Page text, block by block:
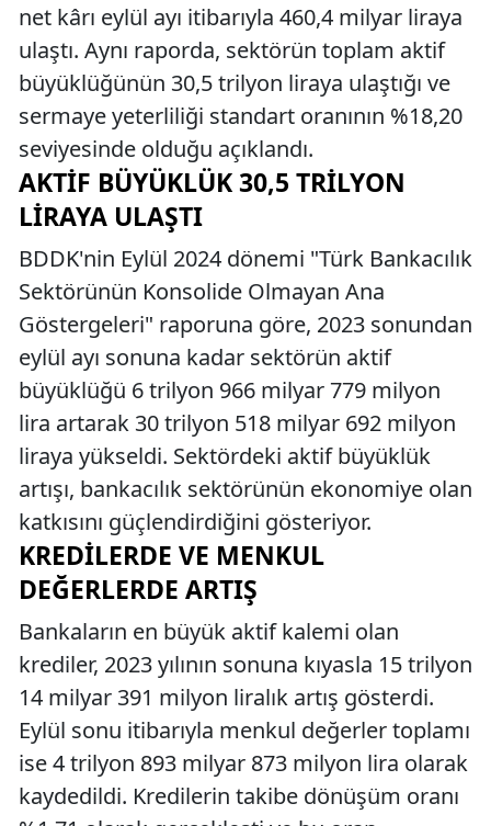
net kârı eylül ayı itibarıyla 460,4 milyar liraya
ulaştı. Aynı raporda, sektörün toplam aktif
büyüklüğünün 30,5 trilyon liraya ulaştığı ve
sermaye yeterliliği standart oranının %18,20
seviyesinde olduğu açıklandı.
AKTIF BÜYÜKLÜK 30,5 TRILYON
LIRAYA ULAŞTI
BDDK'nin Eylül 2024 dönemi "Türk Bankacılık
Sektörünün Konsolide Olmayan Ana
Göstergeleri" raporuna göre, 2023 sonundan
eylül ayı sonuna kadar sektörün aktif
büyüklüğü 6 trilyon 966 milyar 779 milyon
lira artarak 30 trilyon 518 milyar 692 milyon
liraya yükseldi. Sektördeki aktif büyüklük
artışı, bankacılık sektörünün ekonomiye olan
katkısını güçlendirdiğini gösteriyor.
KREDILERDE VE MENKUL
DEĞERLERDE ARTIŞ
Bankaların en büyük aktif kalemi olan
krediler, 2023 yılının sonuna kıyasla 15 trilyon
14 milyar 391 milyon liralık artış gösterdi.
Eylül sonu itibarıyla menkul değerler toplamı
ise 4 trilyon 893 milyar 873 milyon lira olarak
kaydedildi. Kredilerin takibe dönüşüm oranı